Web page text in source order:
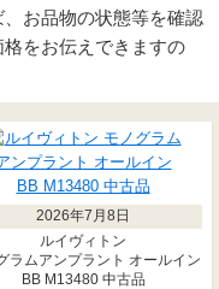
お品物の状態等を確認
をお伝えできますの
2026年7月8日
ルイヴィトン
ラムアンプラント オールイン
BB M13480 中古品